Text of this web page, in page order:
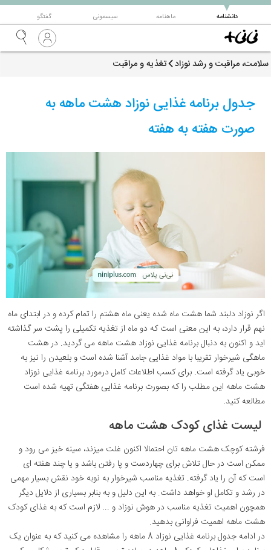
دانشنامه
▼ ماهنامه سیسمونی گفتگو
سلامت، مراقبت و رشد نوزاد تغذیه و مراقبت
جدول برنامه غذایی نوزاد هشت ماهه به
صورت هفته به هفته
اگر نوزاد دلبند شما هشت ماه شده یعنی ماه هشتم را تمام کرده و در ابتدای ماه
نهم قرار دارد، به این معنی است که دو ماه از تغذیه تکمیلی را پشت سر گذاشته
اید و اکنون به دنبال برنامه غذایی نوزاد هشت ماهه می گردید. در هشت
ماهگی شیرخوار تقریبا با مواد غذایی جامد آشنا شده است و بلعیدن را نیز به
خوبی یاد گرفته است. برای کسب اطلاعات کامل درمورد برنامه غذایی نوزاد
هشت ماهه این مطلب را که بصورت برنامه غذایی هفتگی تهیه شده است
مطالعه کنید.
لیست غذای کودک هشت ماهه
فرشته کوچک هشت ماهه تان احتمالا اکنون غلت میزند، سینه خیز می رود و
ممکن است در حال تلاش برای چهاردست و پا رفتن باشد و یا چند هفته ای
است که آن را یاد گرفته. تغذیه مناسب شیرخوار به نوبه خود نقش بسیار مهمی
در رشد و تکامل او خواهد داشت. به این دلیل و به بنابر بسیاری از دلایل دیگر
همچون اهمیت تغذیه مناسب در هوش نوزاد و ... لازم است که به غذای کودک
هشت ماهه اهمیت فراوانی بدهید.
در ادامه جدول برنامه غذایی نوزاد 8 ماهه را مشاهده می کنید که به عنوان یک